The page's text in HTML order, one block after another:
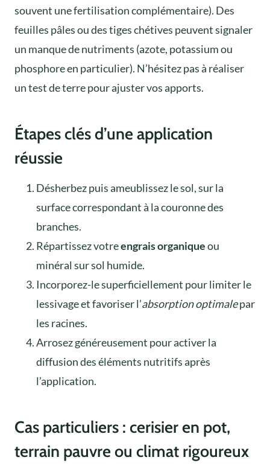
souvent une fertilisation complémentaire). Des
feuilles pâles ou des tiges chétives peuvent signaler
un manque de nutriments (azote, potassium ou
phosphore en particulier). N’hésitez pas à réaliser
un test de terre pour ajuster vos apports.
Étapes clés d’une application
réussie
Désherbez puis ameublissez le sol, sur la
surface correspondant à la couronne des
branches.
Répartissez votreengrais organiqueou
minéral sur sol humide.
Incorporez-le superficiellement pour limiter le
lessivage et favoriser l’absorption optimalepar
les racines.
Arrosez généreusement pour activer la
diffusion des éléments nutritifs après
l’application.
Cas particuliers : cerisier en pot,
terrain pauvre ou climat rigoureux